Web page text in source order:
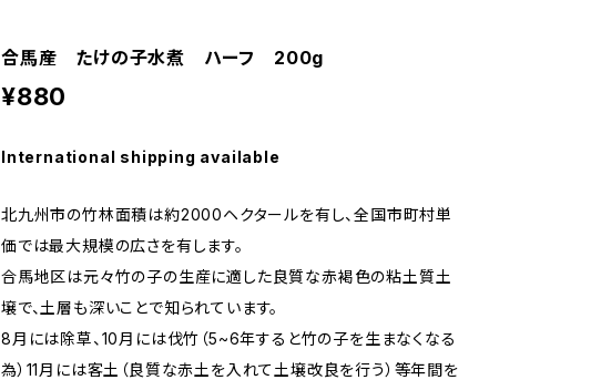
合馬産 たけの子水煮 ハーフ 200g
¥880
International shipping available
北九州市の竹林面積は約2000ヘクタールを有し、全国市町村単
価では最大規模の広さを有します。
合馬地区は元々竹の子の生産に適した良質な赤褐色の粘土質土
壌で、土層も深いことで知られています。
8月には除草、10月には伐竹（5~6年すると竹の子を生まなくなる
為）11月には客土（良質な赤土を入れて土壌改良を行う）等年間を